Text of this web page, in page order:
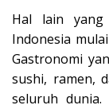
Hal lain yang
Indonesia
Gastronomi
sushi, ramen,
seluruh